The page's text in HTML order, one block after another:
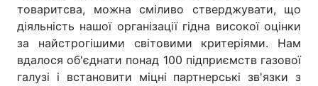
товаритсва, можна сміливо стверджувати, що
діяльність нашої організації гідна високої оцінки
за найстрогішими світовими критеріями. Нам
вдалося об'єднати понад 100 підприємств газової
галузі і встановити міцні партнерські зв'язки з